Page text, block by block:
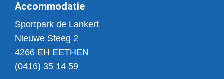
Accommodatie
Sportpark de Lankert
Nieuwe Steeg 2
4266 EH EETHEN
(0416) 35 14 59